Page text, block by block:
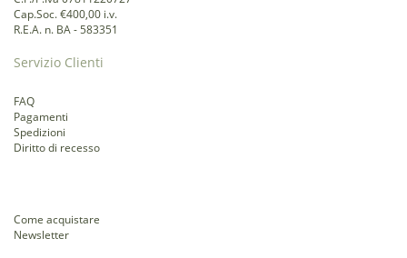
Cap.Soc. €400,00 i.v.
R.E.A. n. BA - 583351
Servizio Clienti
FAQ
Pagamenti
Spedizioni
Diritto di recesso
Come acquistare
Newsletter